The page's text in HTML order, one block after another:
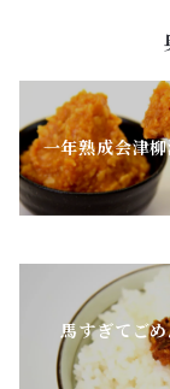
一年熟成会津
馬すぎてご